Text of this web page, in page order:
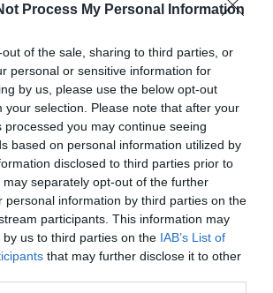
Process My Personal Information
of the sale, sharing to third parties, or
personal or sensitive information for
by us, please use the below opt-out
your selection. Please note that after your
processed you may continue seeing
based on personal information utilized by
disclosed to third parties prior to
separately opt-out of the further
personal information by third parties on the
participants. This information may
us to third parties on the IAB’s List of
that may further disclose it to other
δεν δημοσιεύεται.
Τα υποχρεωτικά πεδία